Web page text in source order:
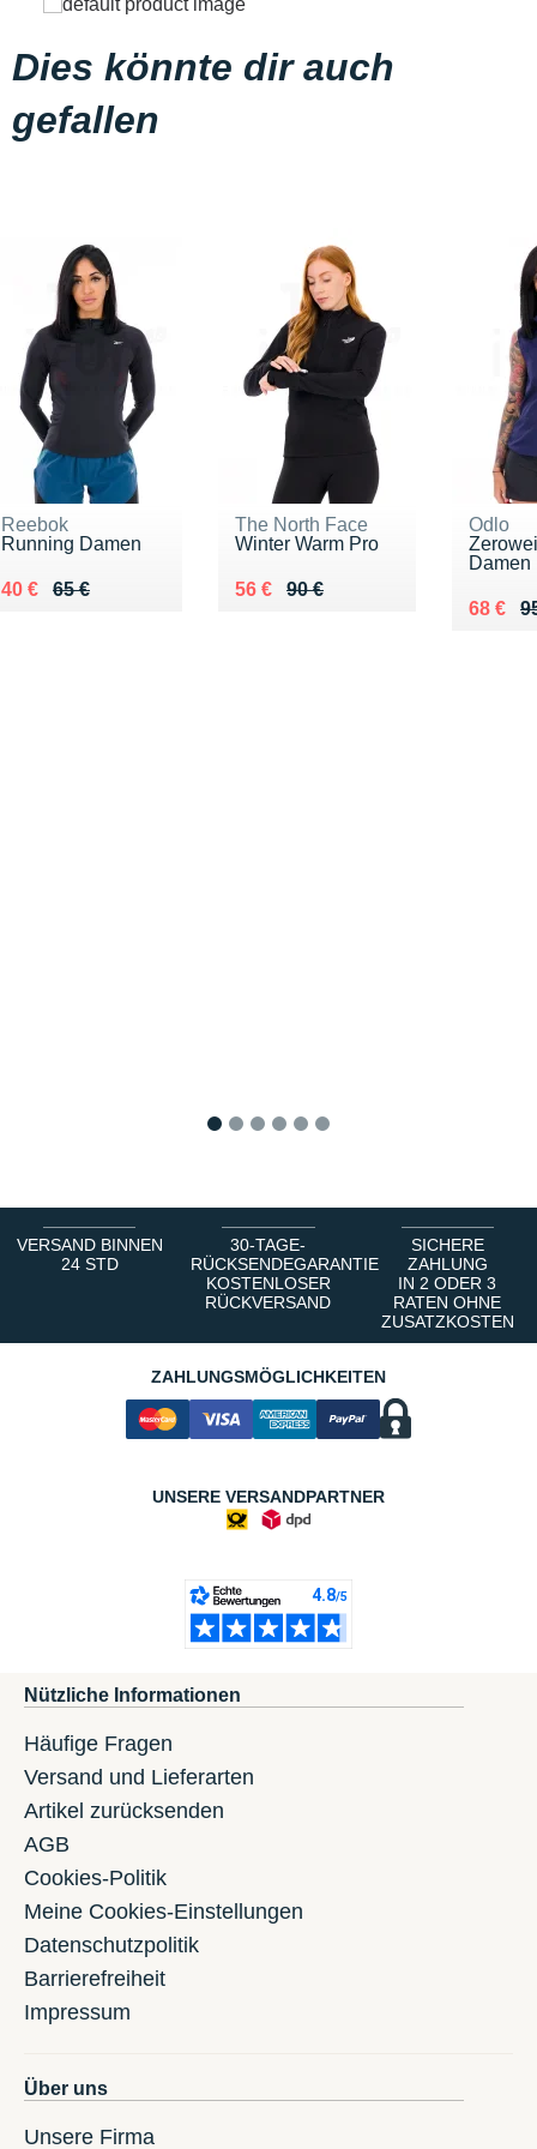
Dies könnte dir auch
gefallen
Reebok
Running Damen
65 €
Au lieu de 65 €
40 €
Vendu 40 €
The North Face
Winter Warm Pro
90 €
Au lieu de 90 €
56 €
Vendu 56 €
Odlo
Damen
Au lieu
68 €
Vendu
VERSAND BINNEN
24 STD
30-TAGE-
RÜCKSENDEGARANTIE
KOSTENLOSER
RÜCKVERSAND
SICHERE
ZAHLUNG
IN 2 ODER 3
RATEN OHNE
ZUSATZKOSTEN
ZAHLUNGSMÖGLICHKEITEN
UNSERE VERSANDPARTNER
Nützliche Informationen
Häufige Fragen
Versand und Lieferarten
Artikel zurücksenden
AGB
Cookies-Politik
Meine Cookies-Einstellungen
Datenschutzpolitik
Barrierefreiheit
Impressum
Über uns
Unsere Firma